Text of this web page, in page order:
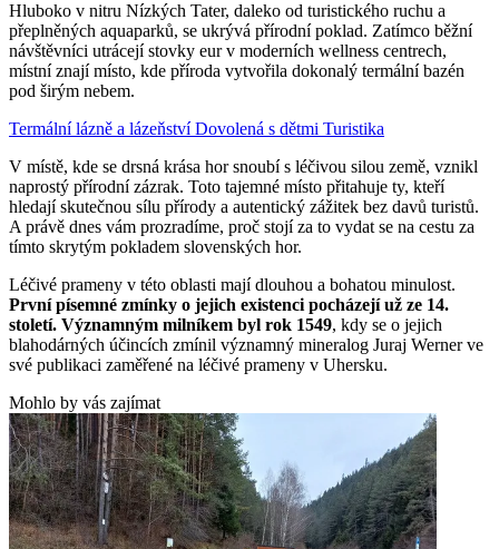
Hluboko v nitru Nízkých Tater, daleko od turistického ruchu a
přeplněných aquaparků, se ukrývá přírodní poklad. Zatímco běžní
návštěvníci utrácejí stovky eur v moderních wellness centrech,
místní znají místo, kde příroda vytvořila dokonalý termální bazén
pod širým nebem.
Termální lázně a lázeňstvíDovolená s dětmi Turistika
V místě, kde se drsná krása hor snoubí s léčivou silou země, vznikl
naprostý přírodní zázrak. Toto tajemné místo přitahuje ty, kteří
hledají skutečnou sílu přírody a autentický zážitek bez davů turistů.
A právě dnes vám prozradíme, proč stojí za to vydat se na cestu za
tímto skrytým pokladem slovenských hor.
Léčivé prameny v této oblasti mají dlouhou a bohatou minulost.
První písemné zmínky o jejich existenci pocházejí už ze 14.
století. Významným milníkem byl rok 1549, kdy se o jejich
blahodárných účincích zmínil významný mineralog Juraj Werner ve
své publikaci zaměřené na léčivé prameny v Uhersku.
Mohlo by vás zajímat